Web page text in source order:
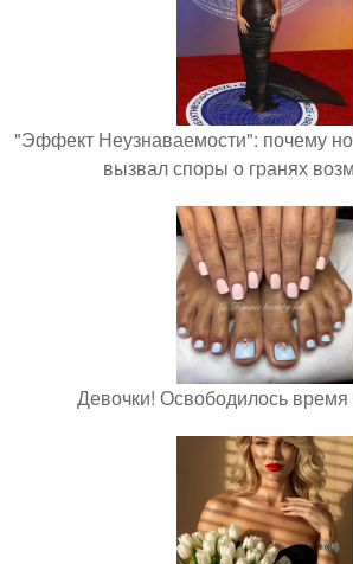
"Эффект Неузнаваемости": почему
вызвал споры о гранях
Девочки! Освободилось время